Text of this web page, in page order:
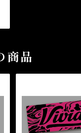
商品